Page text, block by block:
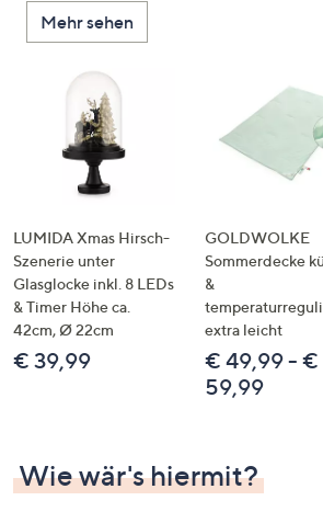
Mehr sehen
LUMIDA Xmas Hirsch-
Szenerie unter
Glasglocke inkl. 8 LEDs
& Timer Höhe ca.
42cm, Ø 22cm
€ 39,99
GOLDWOLKE
Sommerdecke
&
extra leicht
€ 49,99 - €
59,99
Wie wär's hiermit?